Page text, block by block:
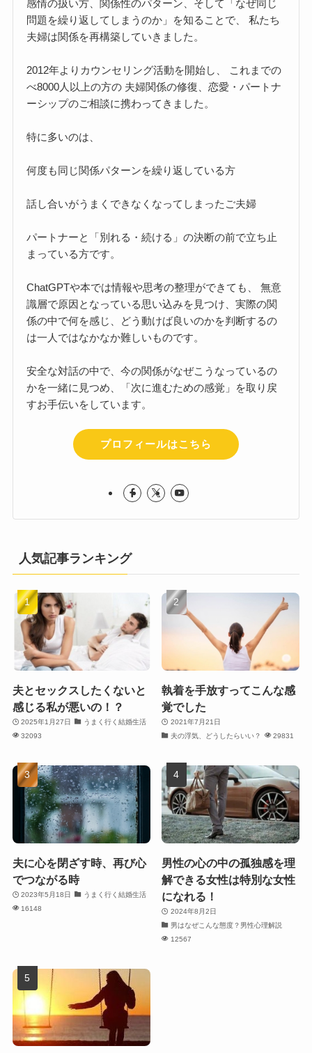
感情の扱い方、関係性のパターン、そして「なぜ同じ
問題を繰り返してしまうのか」を知ることで、 私たち
夫婦は関係を再構築していきました。
2012年よりカウンセリング活動を開始し、 これまでの
べ8000人以上の方の 夫婦関係の修復、恋愛・パートナ
ーシップのご相談に携わってきました。
特に多いのは、
何度も同じ関係パターンを繰り返している方
話し合いがうまくできなくなってしまったご夫婦
パートナーと「別れる・続ける」の決断の前で立ち止
まっている方です。
ChatGPTや本では情報や思考の整理ができても、 無意
識層で原因となっている思い込みを見つけ、実際の関
係の中で何を感じ、どう動けば良いのかを判断するの
は一人ではなかなか難しいものです。
安全な対話の中で、今の関係がなぜこうなっているの
かを一緒に見つめ、「次に進むための感覚」を取り戻
すお手伝いをしています。
プロフィールはこちら
人気記事ランキング
夫とセックスしたくないと
感じる私が悪いの！？
2025年1月27日
うまく行く結婚生活
32093
執着を手放すってこんな感
覚でした
2021年7月21日
夫の浮気、どうしたらいい？
29831
夫に心を閉ざす時、再び心
でつながる時
2023年5月18日
うまく行く結婚生活
16148
男性の心の中の孤独感を理
解できる女性は特別な女性
になれる！
2024年8月2日
男はなぜこんな態度？男性心理解説
12567